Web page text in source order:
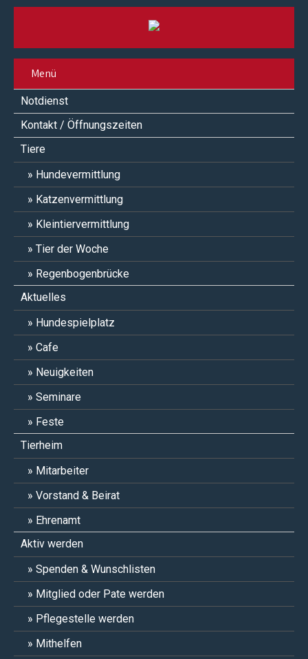
Menü
Notdienst
Kontakt / Öffnungszeiten
Tiere
Hundevermittlung
Katzenvermittlung
Kleintiervermittlung
Tier der Woche
Regenbogenbrücke
Aktuelles
Hundespielplatz
Cafe
Neuigkeiten
Seminare
Feste
Tierheim
Mitarbeiter
Vorstand & Beirat
Ehrenamt
Aktiv werden
Spenden & Wunschlisten
Mitglied oder Pate werden
Pflegestelle werden
Mithelfen